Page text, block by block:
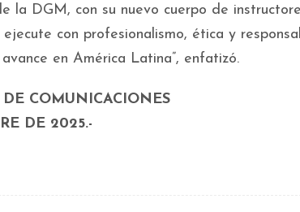
la DGM, con su nuevo cuerpo de
con profesionalismo, ética y
en América Latina”, enfatizó.
COMUNICACIONES
DE 2025.-